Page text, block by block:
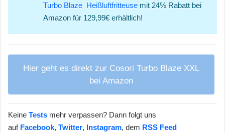
Turbo Blaze Heißluftfritteuse mit 24% Rabatt bei
Amazon für 129,99€ erhältlich!
Hier geht es direkt zur Cosori Turbo Blaze XXL
bei Amazon
Keine Tests mehr verpassen? Dann folgt uns
auf Facebook, Twitter, Instagram, dem RSS Feed